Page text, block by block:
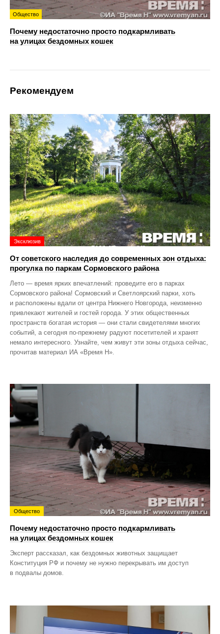
Общество
Почему недостаточно просто подкармливать
на улицах бездомных кошек
Рекомендуем
Эксклюзив
От советского наследия до современных зон отдыха:
прогулка по паркам Сормовского района
Лето — время ярких впечатлений: проведите его в парках
Сормовского района! Сормовский и Светлоярский парки, хоть
и расположены вдали от центра Нижнего Новгорода, неизменно
привлекают жителей и гостей города. У этих общественных
пространств богатая история — они стали свидетелями многих
событий, а сегодня по‑прежнему радуют посетителей и хранят
немало интересного. Узнайте, чем живут эти зоны отдыха сейчас,
прочитав материал ИА «Время Н».
Общество
Почему недостаточно просто подкармливать
на улицах бездомных кошек
Эксперт рассказал, как бездомных животных защищает
Конституция РФ и почему не нужно перекрывать им доступ
в подвалы домов.